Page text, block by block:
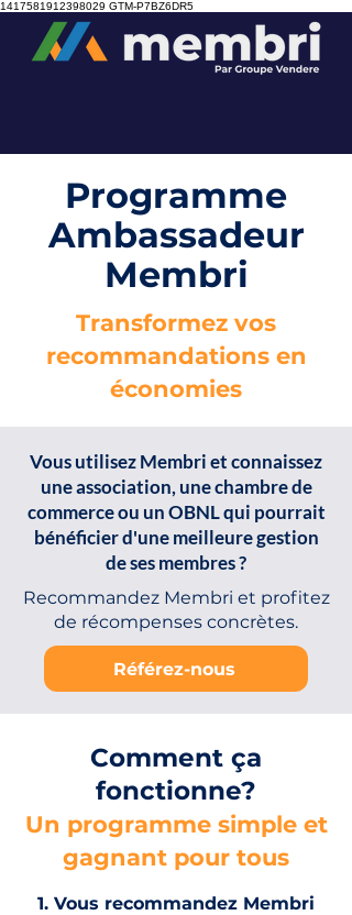
1417581912398029 GTM-P7BZ6DR5
Programme
Ambassadeur
Membri
Transformez vos
recommandations en
économies
Vous utilisez Membri et connaissez
une association, une chambre de
commerce ou un OBNL qui pourrait
bénéficier d'une meilleure gestion
de ses membres ?
Recommandez Membri et profitez
de récompenses concrètes.
Référez-nous
Comment ça
fonctionne?
Un programme simple et
gagnant pour tous
​​1. Vous recommandez Membri